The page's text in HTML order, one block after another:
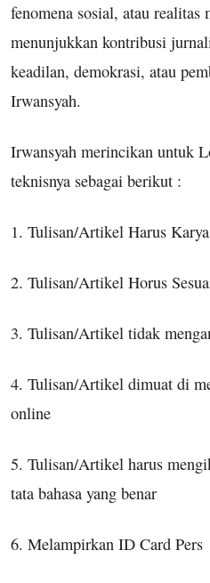
fenomena sosial, atau realitas
menunjukkan kontribusi
keadilan, demokrasi, atau
Irwansyah.
Irwansyah merincikan untuk
teknisnya sebagai berikut :
1. Tulisan/Artikel Harus
2. Tulisan/Artikel Horus
3. Tulisan/Artikel tidak
4. Tulisan/Artikel dimuat di
online
5. Tulisan/Artikel harus
tata bahasa yang benar
6. Melampirkan ID Card Pers